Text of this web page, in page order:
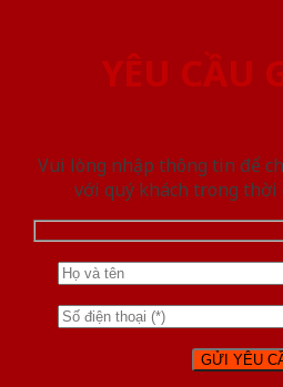
YÊU CẦU
Vui lòng nhập thông tin để
với quý khách trong